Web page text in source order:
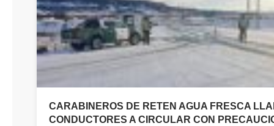
CARABINEROS DE RETEN AGUA FRESCA
CONDUCTORES A CIRCULAR CON